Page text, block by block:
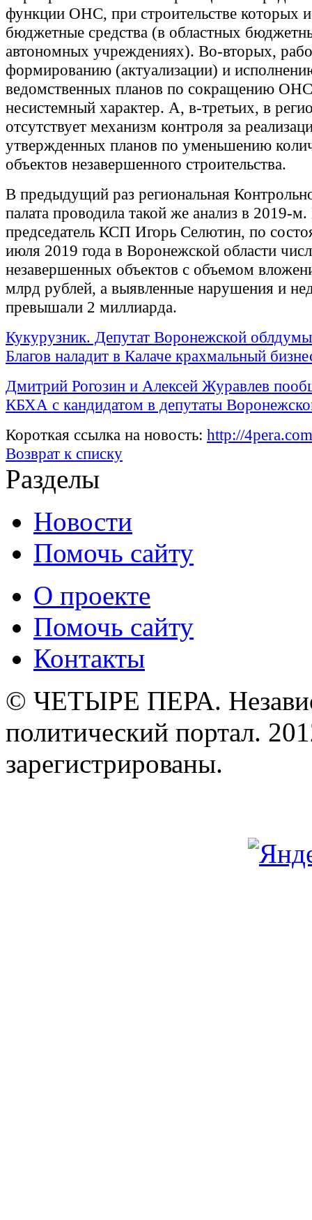
функции ОНС, при строительстве которых
бюджетные средства (в областных
автономных учреждениях). Во-вторых,
формированию (актуализации) и
ведомственных планов по сокращению
несистемный характер. А, в-третьих, в
отсутствует механизм контроля за
утвержденных планов по уменьшению
объектов незавершенного строительства.
В предыдущий раз региональная
палата проводила такой же анализ в 2019-м.
председатель КСП Игорь Селютин, по
июля 2019 года в Воронежской области
незавершенных объектов с объемом
млрд рублей, а выявленные нарушения и
превышали 2 миллиарда.
Кукурузник. Депутат Воронежской
Благов наладит в Калаче крахмальный
Дмитрий Рогозин и Алексей Журавлев
КБХА с кандидатом в депутаты
Короткая ссылка на новость: http://
Возврат к списку
Разделы
Новости
Помочь сайту
О проекте
Помочь сайту
Контакты
© ЧЕТЫРЕ ПЕРА.
политический портал.
зарегистрированы.